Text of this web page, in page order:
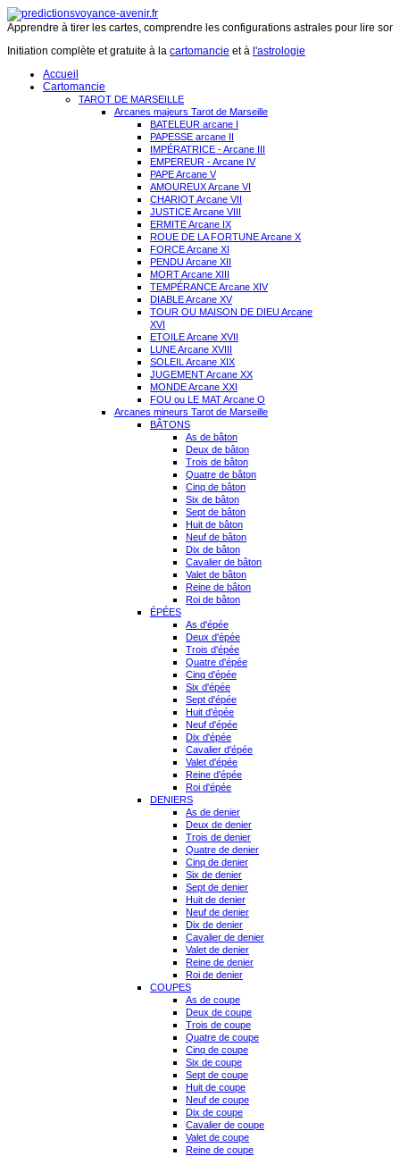
Apprendre à tirer les cartes, comprendre les configurations astrales pour lire
Initiation complète et gratuite à la cartomancie et à l'astrologie
Accueil
Cartomancie
TAROT DE MARSEILLE
Arcanes majeurs Tarot de Marseille
BATELEUR arcane I
PAPESSE arcane II
IMPÉRATRICE - Arcane III
EMPEREUR - Arcane IV
PAPE Arcane V
AMOUREUX Arcane VI
CHARIOT Arcane VII
JUSTICE Arcane VIII
ERMITE Arcane IX
ROUE DE LA FORTUNE Arcane X
FORCE Arcane XI
PENDU Arcane XII
MORT Arcane XIII
TEMPÉRANCE Arcane XIV
DIABLE Arcane XV
TOUR OU MAISON DE DIEU Arcane
XVI
ETOILE Arcane XVII
LUNE Arcane XVIII
SOLEIL Arcane XIX
JUGEMENT Arcane XX
MONDE Arcane XXI
FOU ou LE MAT Arcane O
Arcanes mineurs Tarot de Marseille
BÂTONS
As de bâton
Deux de bâton
Trois de bâton
Quatre de bâton
Cinq de bâton
Six de bâton
Sept de bâton
Huit de bâton
Neuf de bâton
Dix de bâton
Cavalier de bâton
Valet de bâton
Reine de bâton
Roi de bâton
ÉPÉES
As d'épée
Deux d'épée
Trois d'épée
Quatre d'épée
Cinq d'épée
Six d'épée
Sept d'épée
Huit d'épée
Neuf d'épée
Dix d'épée
Cavalier d'épée
Valet d'épée
Reine d'épée
Roi d'épée
DENIERS
As de denier
Deux de denier
Trois de denier
Quatre de denier
Cinq de denier
Six de denier
Sept de denier
Huit de denier
Neuf de denier
Dix de denier
Cavalier de denier
Valet de denier
Reine de denier
Roi de denier
COUPES
As de coupe
Deux de coupe
Trois de coupe
Quatre de coupe
Cinq de coupe
Six de coupe
Sept de coupe
Huit de coupe
Neuf de coupe
Dix de coupe
Cavalier de coupe
Valet de coupe
Reine de coupe